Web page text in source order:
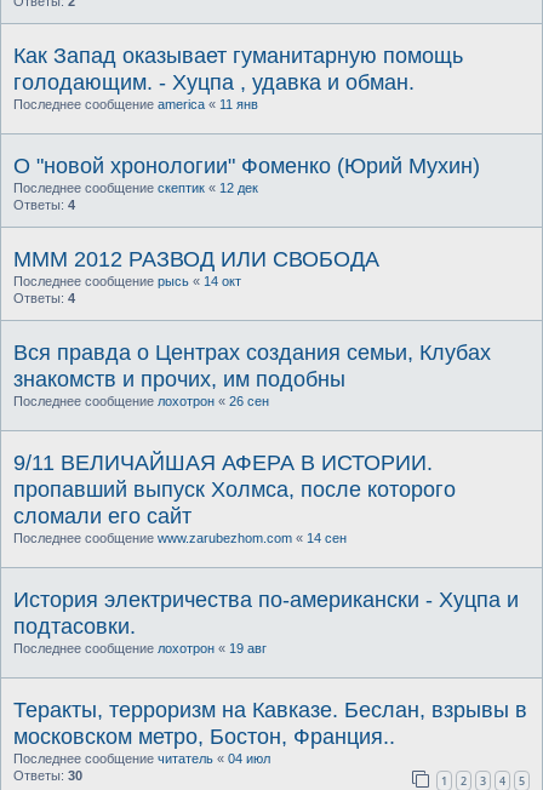
Как Запад оказывает гуманитарную помощь
голодающим. - Хуцпа , удавка и обман.
Последнее сообщение america « 11 янв
О "новой хронологии" Фоменко (Юрий Мухин)
Последнее сообщение скептик « 12 дек
Ответы: 4
МММ 2012 РАЗВОД ИЛИ СВОБОДА
Последнее сообщение рысь « 14 окт
Ответы: 4
Вся правда о Центрах создания семьи, Клубах
знакомств и прочих, им подобны
Последнее сообщение лохотрон « 26 сен
9/11 ВЕЛИЧАЙШАЯ АФЕРА В ИСТОРИИ.
пропавший выпуск Холмса, после которого
сломали его сайт
Последнее сообщение www.zarubezhom.com « 14 сен
История электричества по-американски - Хуцпа и
подтасовки.
Последнее сообщение лохотрон « 19 авг
Теракты, терроризм на Кавказе. Беслан, взрывы в
московском метро, Бостон, Франция..
Последнее сообщение читатель « 04 июл
Ответы: 30 1 2 3 4 5